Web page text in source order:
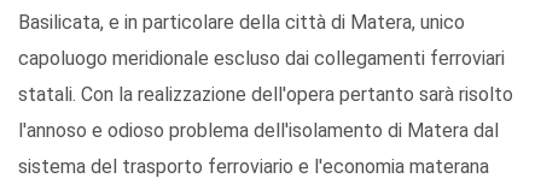
Basilicata, e in particolare della città di Matera, unico
capoluogo meridionale escluso dai collegamenti ferroviari
statali. Con la realizzazione dell'opera pertanto sarà risolto
l'annoso e odioso problema dell'isolamento di Matera dal
sistema del trasporto ferroviario e l'economia materana